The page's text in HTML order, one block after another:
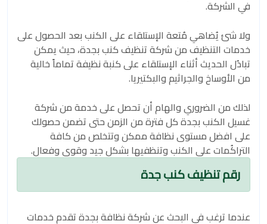
في الشركة.
ولا شئ يُضاهي مُتعة الإستلقاء على الكنب بعد الحصول على
خدمات التنظيف من شركة تنظيف كنب بجدة، حيث يمكن
تبادُل الحديث أثناء الإستلقاء على كنبة نظيفة تماماً خالية
من الأوساخ والجراثيم والبكتيريا.
لذلك من الضروري والهام أن تحصل على خدمة من شركة
غسيل الكنب بجدة كل فترة من الزمن حتى تضمن حصولك
على افضل مستوى نظافة ممكن وتتخلص من كافة
التراكُمات على الكنب وتنظفيها بشكل جيد وقوي وفعال.
رقم تنظيف كنب جدة
عندما ترغب في البحث عن شركة نظافة بجدة تقدم خدمات